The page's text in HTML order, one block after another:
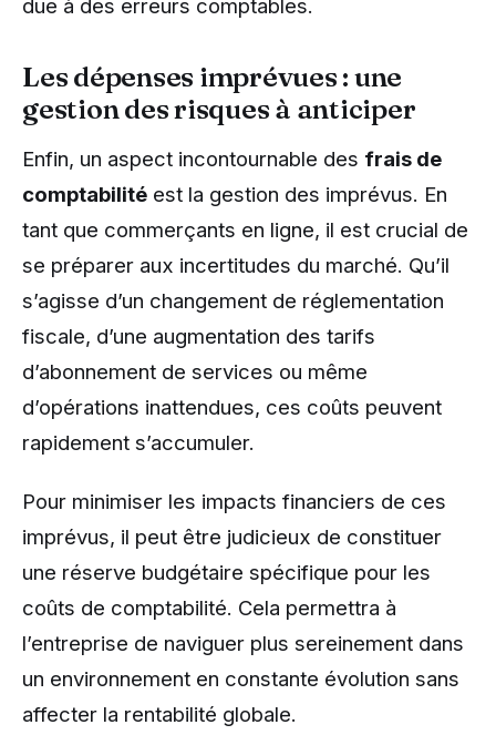
due à des erreurs comptables.
Les dépenses imprévues : une
gestion des risques à anticiper
Enfin, un aspect incontournable des frais de
comptabilité est la gestion des imprévus. En
tant que commerçants en ligne, il est crucial de
se préparer aux incertitudes du marché. Qu’il
s’agisse d’un changement de réglementation
fiscale, d’une augmentation des tarifs
d’abonnement de services ou même
d’opérations inattendues, ces coûts peuvent
rapidement s’accumuler.
Pour minimiser les impacts financiers de ces
imprévus, il peut être judicieux de constituer
une réserve budgétaire spécifique pour les
coûts de comptabilité. Cela permettra à
l’entreprise de naviguer plus sereinement dans
un environnement en constante évolution sans
affecter la rentabilité globale.